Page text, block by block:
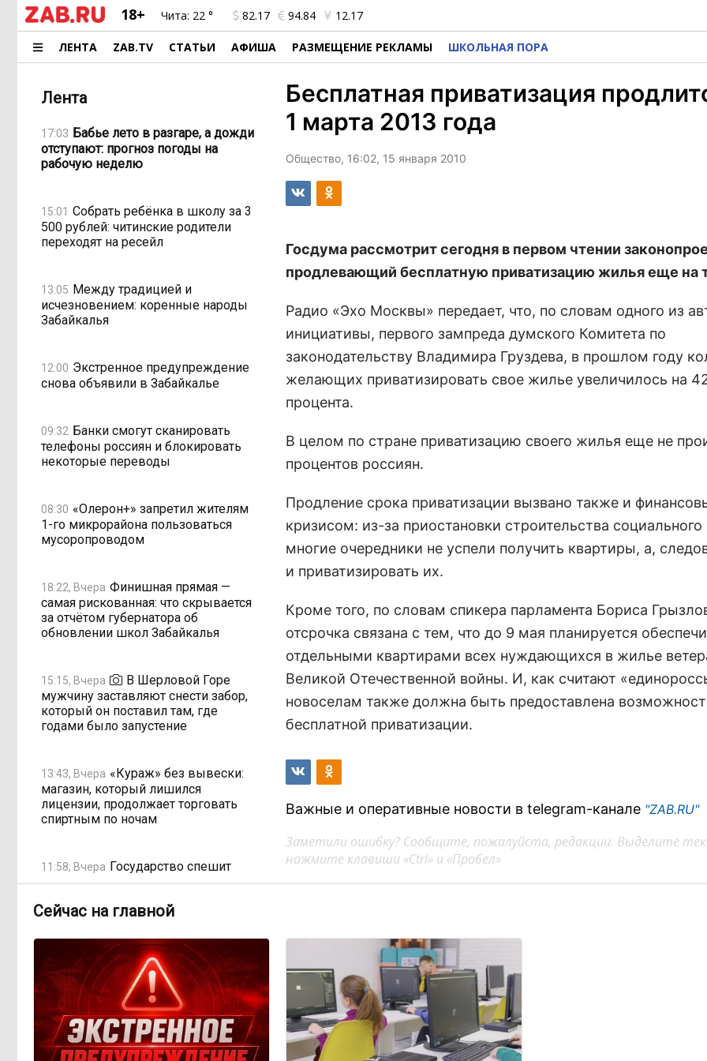
18+ Чита: 22 ° 82.17 94.84 12.17
ЛЕНТА ZAB.TV СТАТЬИ АФИША РАЗМЕЩЕНИЕ РЕКЛАМЫ ШКОЛЬНАЯ ПОРА
Лента
17:03 Бабье лето в разгаре, а дожди
отступают: прогноз погоды на
рабочую неделю
15:01 Собрать ребёнка в школу за 3
500 рублей: читинские родители
переходят на ресейл
13:05 Между традицией и
исчезновением: коренные народы
Забайкалья
12:00 Экстренное предупреждение
снова объявили в Забайкалье
09:32 Банки смогут сканировать
телефоны россиян и блокировать
некоторые переводы
08:30 «Олерон+» запретил жителям
1-го микрорайона пользоваться
мусоропроводом
18:22, Вчера Финишная прямая —
самая рискованная: что скрывается
за отчётом губернатора об
обновлении школ Забайкалья
15:15, Вчера
В Шерловой Горе
мужчину заставляют снести забор,
который он поставил там, где
годами было запустение
13:43, Вчера «Кураж» без вывески:
магазин, который лишился
лицензии, продолжает торговать
спиртным по ночам
11:58, Вчера Государство спешит
распродать конфискат: почему
сроки реализации изъятого
11:02, Вчера Одна метеостанция на
весь город: как Чита не замечает
ливней
08:59, Вчера Электронные квитанции
Бесплатная приватизация
1 марта 2013 года
Общество, 16:02, 15 января 2010
Госдума рассмотрит сегодня в первом чтении
продлевающий бесплатную приватизацию жилья еще на
Радио «Эхо Москвы» передает, что, по словам одного из
инициативы, первого зампреда думского Комитета по
законодательству Владимира Груздева, в прошлом году
желающих приватизировать свое жилье увеличилось на
процента.
В целом по стране приватизацию своего жилья еще не
процентов россиян.
Продление срока приватизации вызвано также и
кризисом: из-за приостановки строительства
многие очередники не успели получить квартиры, а,
и приватизировать их.
Кроме того, по словам спикера парламента Бориса
отсрочка связана с тем, что до 9 мая планируется
отдельными квартирами всех нуждающихся в жилье
Великой Отечественной войны. И, как считают
новоселам также должна быть предоставлена
бесплатной приватизации.
Важные и оперативные новости в telegram-канале "ZAB.RU"
Заметили ошибку? Сообщите, пожалуйста, редакции. Выделите
нажмите клавиши «Ctrl» и «Пробел»
Сейчас на главной